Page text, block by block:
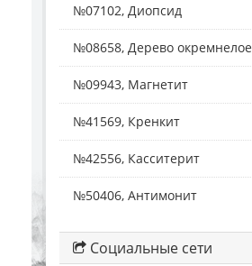
№07102, Диопсид
№08658, Дерево окремнелое
№09943, Магнетит
№41569, Кренкит
№42556, Касситерит
№50406, Антимонит
Социальные сети